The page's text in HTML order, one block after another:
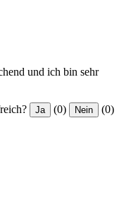
und ich bin sehr
Ja (0) Nein (0)